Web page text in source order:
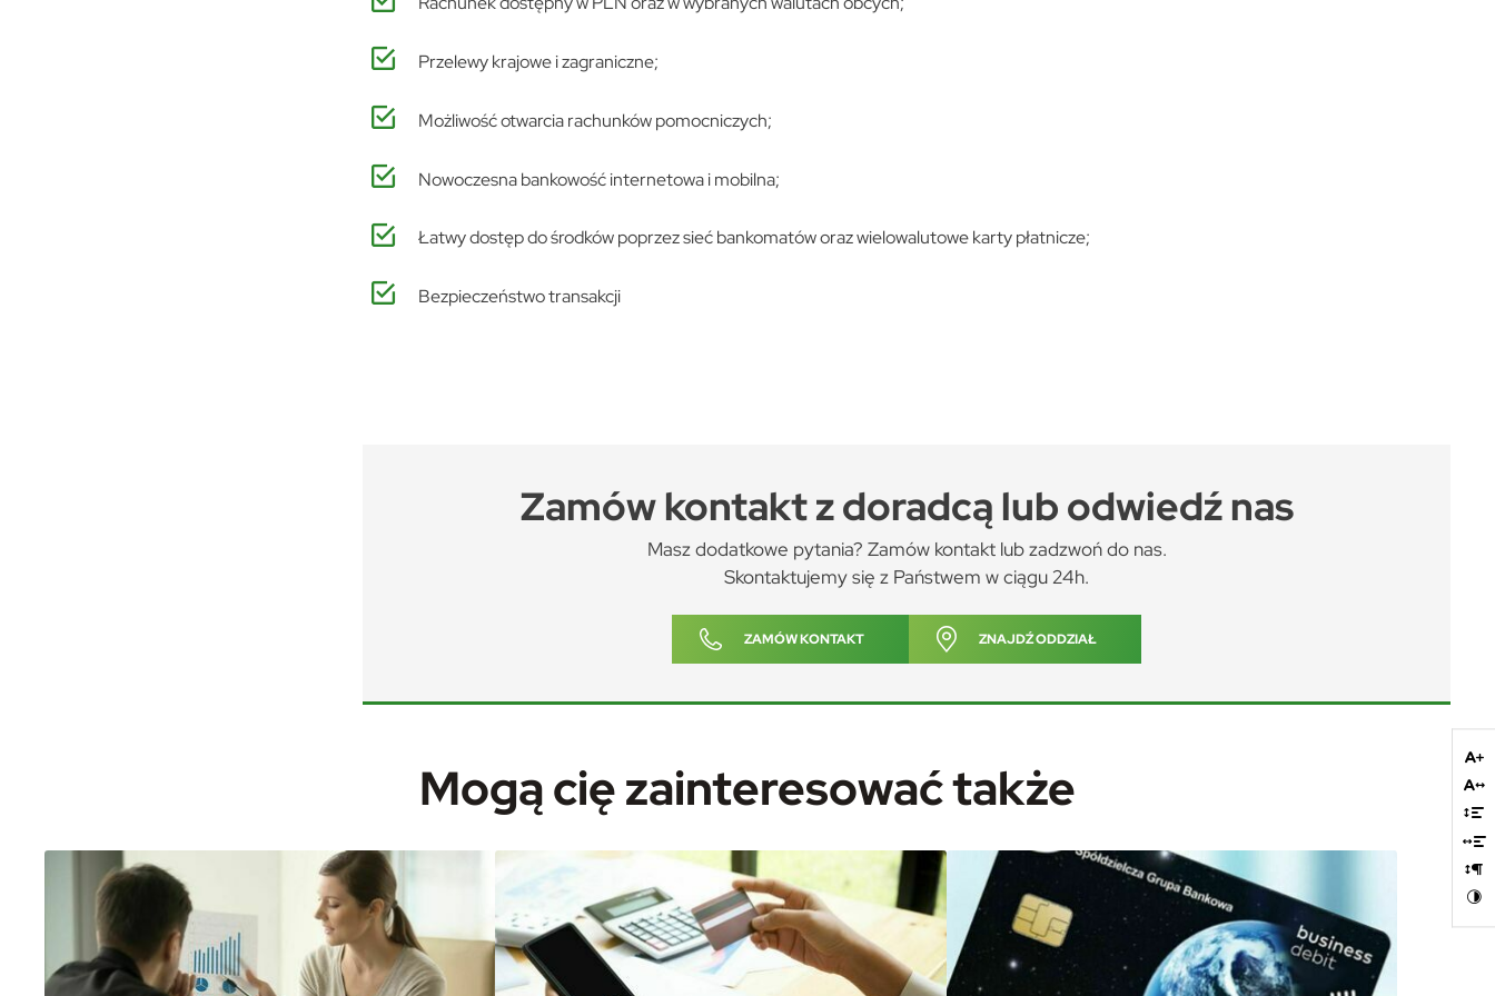
Przelewy krajowe i zagraniczne;
Możliwość otwarcia rachunków pomocniczych;
Nowoczesna bankowość internetowa i mobilna;
Łatwy dostęp do środków poprzez sieć bankomatów oraz wielowalutowe karty płatnicze;
Bezpieczeństwo transakcji
Zamów kontakt z doradcą lub odwiedź nas
Masz dodatkowe pytania? Zamów kontakt lub zadzwoń do nas.
Skontaktujemy się z Państwem w ciągu 24h.
ZAMÓW KONTAKT ZNAJDŹ ODDZIAŁ
Mogą cię zainteresować także
Szanujemy Twoją prywatność. Możesz zmienić ustawienia cookies lub zaakceptować je
wszystkie. W dowolnym momencie możesz dokonać zmiany swoich ustawień.
Niezbędne pliki cookies służą do prawidłowego funkcjonowania strony internetowej i
umożliwiają Ci komfortowe korzystanie z oferowanych przez nas usług.
Pliki cookies odpowiadają na podejmowane przez Ciebie działania w celu m.in. dostosowania
Twoich ustawień preferencji prywatności, logowania czy wypełniania formularzy. Dzięki
plikom cookies strona, z której korzystasz, może działać bez zakłóceń.
Zapoznaj się zPOLITYKĄ PRYWATNOŚCI I PLIKÓW COOKIES
Funkcjonalne i personalizacyjne
Tego typu pliki cookies umożliwiają stronie internetowej zapamiętanie wprowadzonych
przez Ciebie ustawień oraz personalizację określonych funkcjonalności czy
prezentowanych treści.